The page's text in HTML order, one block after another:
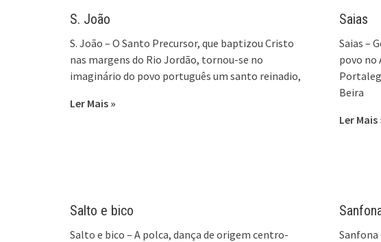
S. João
S. João – O Santo Precursor, que baptizou Cristo
nas margens do Rio Jordão, tornou-se no
imaginário do povo português um santo reinadio,
Ler Mais »
Saias
Saias –
povo no
Beira
Ler Mais
Salto e bico
Salto e bico – A polca, dança de origem centro-